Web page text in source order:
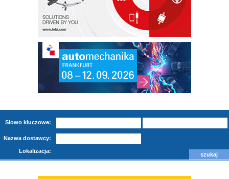
Słowo kluczowe:
Nazwa dostawcy:
Lokalizacja: